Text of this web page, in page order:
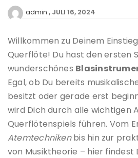
admin JULI 16, 2024
Willkommen zu Deinem
Querflöte! Du hast den ersten
wunderschönes
Egal, ob Du bereits
besitzt oder gerade erst
wird Dich durch alle wichtigen
Querflötenspiels führen. Vom
Atemtechnikenbis hin zur
von Musiktheorie – hier findest